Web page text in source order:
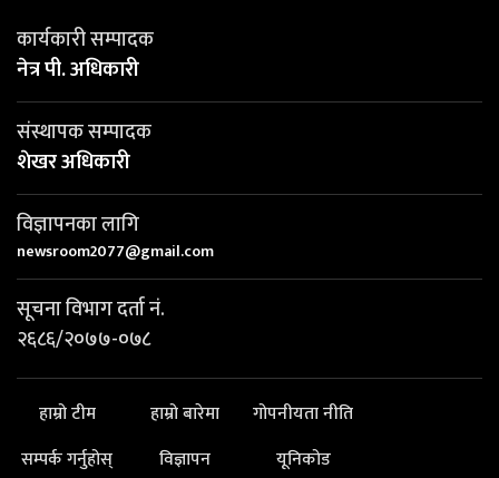
कार्यकारी सम्पादक
नेत्र पी. अधिकारी
संस्थापक सम्पादक
शेखर अधिकारी
विज्ञापनका लागि
newsroom2077@gmail.com
सूचना विभाग दर्ता नं.
२६८६/२०७७-०७८
हाम्रो टीम हाम्रो बारेमा
गोपनीयता नीति
सम्पर्क गर्नुहोस्
विज्ञापन यूनिकोड